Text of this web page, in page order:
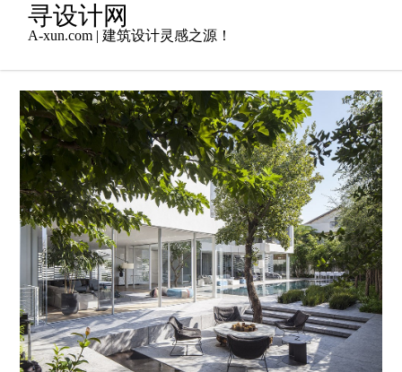
寻设计网
A-xun.com | 建筑设计灵感之源！
2016年8月16日
admin
居住建筑,建筑设计